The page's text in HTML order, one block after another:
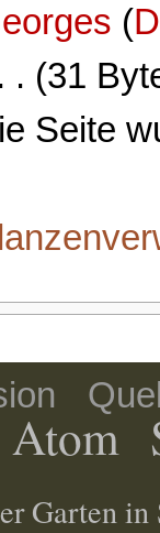
(
. . (31
Seite
Atom
Garten in